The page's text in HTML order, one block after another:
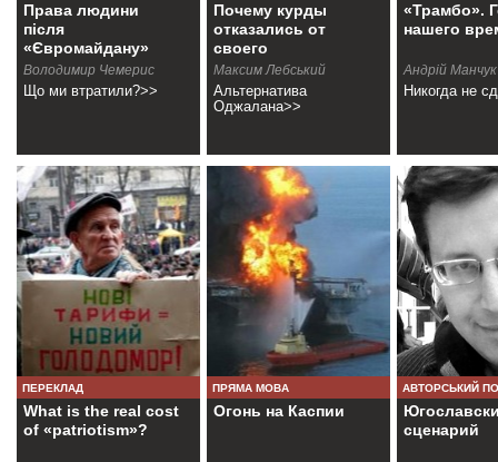
Права людини
після
«Євромайдану»
Володимир Чемерис
Що ми втратили?>>
Почему курды
отказались от
своего
государства?
Максим Лебський
Альтернатива
Оджалана>>
«Трамбо».
нашего
Андрій Манчук
Никогда не
ПЕРЕКЛАД
What is the real cost
of «patriotism»?
ПРЯМА МОВА
Огонь на Каспии
АВТОРСЬКИЙ
сценарий